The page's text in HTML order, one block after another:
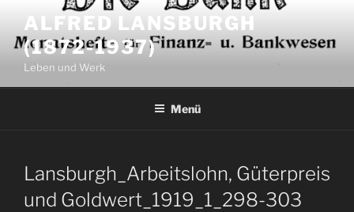
Inhalt
springen
ALFRED LANSBURGH
(1872-1937)
Leben und Werk
Menü
Lansburgh_Arbeitslohn, Güterpreis
und Goldwert_1919_1_298-303